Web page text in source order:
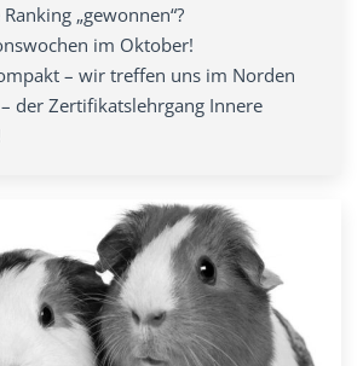
„gewonnen“?
im Oktober!
– wir treffen uns im Norden
der Zertifikatslehrgang Innere